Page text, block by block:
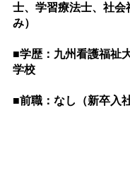
士、学習療法士、社会
み）
■学歴：九州看護福祉
学校
■前職：なし（新卒入社